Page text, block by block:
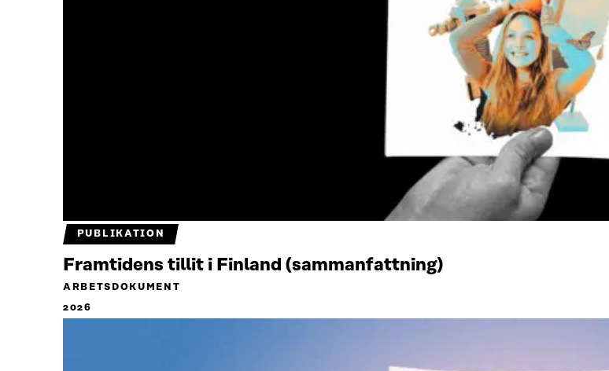
PUBLIKATION
Framtidens tillit i Finland (sammanfattning)
ARBETSDOKUMENT
2026